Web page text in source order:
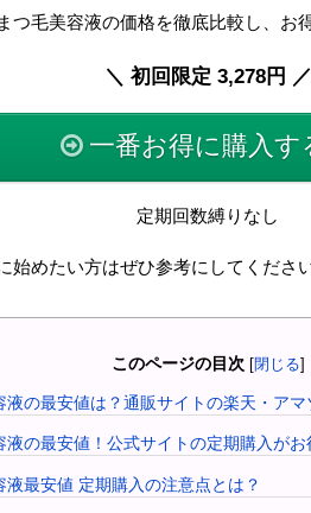
つ毛美容液の価格を徹底比較し、お
＼ 初回限定 3,278円 ／
一番お得に購入す
定期回数縛りなし
始めたい方はぜひ参考にしてください
このページの目次 [閉じる]
の最安値は？通販サイトの楽天・アマ
液の最安値！公式サイトの定期購入が
最安値 定期購入の注意点とは？